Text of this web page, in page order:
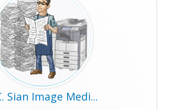
Sian Image Medi...